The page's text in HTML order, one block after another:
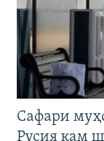
Сафари
Русия кам